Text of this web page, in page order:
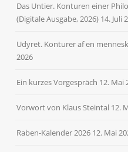
Das Untier. Konturen einer
(Digitale Ausgabe, 2026) 14. Juli
Udyret. Konturer af en
2026
Ein kurzes Vorgespräch 12. Mai
Vorwort von Klaus Steintal 12.
Raben-Kalender 2026 12. Mai